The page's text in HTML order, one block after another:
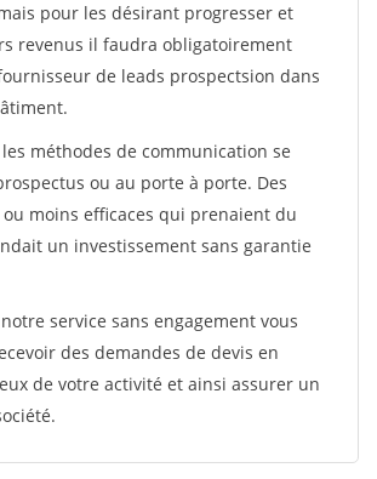
pour les désirant progresser et
revenus il faudra obligatoirement
de leads prospectsion dans
méthodes de communication se
ou au porte à porte. Des
moins efficaces qui prenaient du
un investissement sans garantie
service sans engagement vous
des demandes de devis en
de votre activité et ainsi assurer un